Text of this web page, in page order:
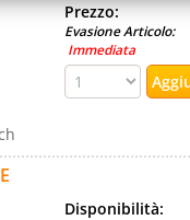
Prezzo:
Evasione Articolo:
Immediata
Disponibilità: